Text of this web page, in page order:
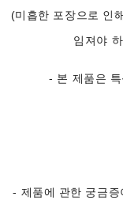
(미흡한 포장으로 인
임져야
- 본 제품은
- 제품에 관한 궁금